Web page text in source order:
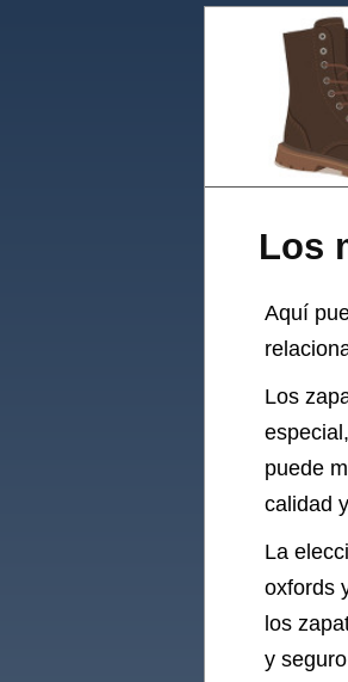
Los
Aquí
Los
puede
calidad
La
oxfords
los
y